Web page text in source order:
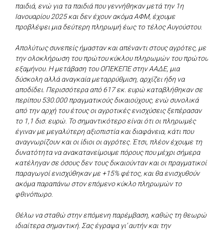
παιδιά, ενώ για τα παιδιά που γεννήθηκαν μετά την 1η
Ιανουαρίου 2025 και δεν έχουν ακόμα ΑΦΜ, έχουμε
προβλέψει μια δεύτερη πληρωμή έως το τέλος Αυγούστου.
Απολύτως συνεπείς ήμασταν και απέναντι στους αγρότες, με
την ολοκλήρωση του πρώτου κύκλου πληρωμών του πρώτου
εξαμήνου. Η μετάβαση του ΟΠΕΚΕΠΕ στην ΑΑΔΕ, μια
δύσκολη αλλά αναγκαία μεταρρύθμιση, αρχίζει ήδη να
αποδίδει. Περισσότερα από 617 εκ. ευρώ καταβλήθηκαν σε
περίπου 530.000 πραγματικούς δικαιούχους, ενώ συνολικά
από την αρχή του έτους οι αγροτικές ενισχύσεις ξεπέρασαν
το 1,1 δισ. ευρώ. Το σημαντικότερο είναι ότι οι πληρωμές
έγιναν με μεγαλύτερη αξιοπιστία και διαφάνεια, κάτι που
αναγνωρίζουν και οι ίδιοι οι αγρότες. Έτσι, πλέον έχουμε τη
δυνατότητα να ανακατανείμουμε πόρους που μέχρι σήμερα
κατέληγαν σε όσους δεν τους δικαιούνταν και οι πραγματικοί
παραγωγοί ενισχύθηκαν με +15% φέτος, και θα ενισχυθούν
ακόμα παραπάνω στον επόμενο κύκλο πληρωμών το
φθινόπωρο.
Θέλω να σταθώ στην επόμενη παρέμβαση, καθώς τη θεωρώ
ιδιαίτερα σημαντική. Σας έγραψα γι’ αυτήν και την